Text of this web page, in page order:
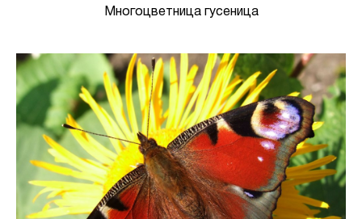
Многоцветница гусеница